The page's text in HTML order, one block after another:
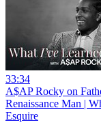
33:34
A$AP Rocky on
Renaissance Man |
Esquire